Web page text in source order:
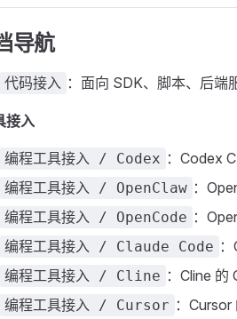
导航
代码接入 ：面向 SDK、脚本、后端
接入
编程工具接入 / Codex ：Codex
编程工具接入 / OpenClaw ：
编程工具接入 / OpenCode ：
编程工具接入 / Claude Code
编程工具接入 / Cline ：Cline 的
编程工具接入 / Cursor ：